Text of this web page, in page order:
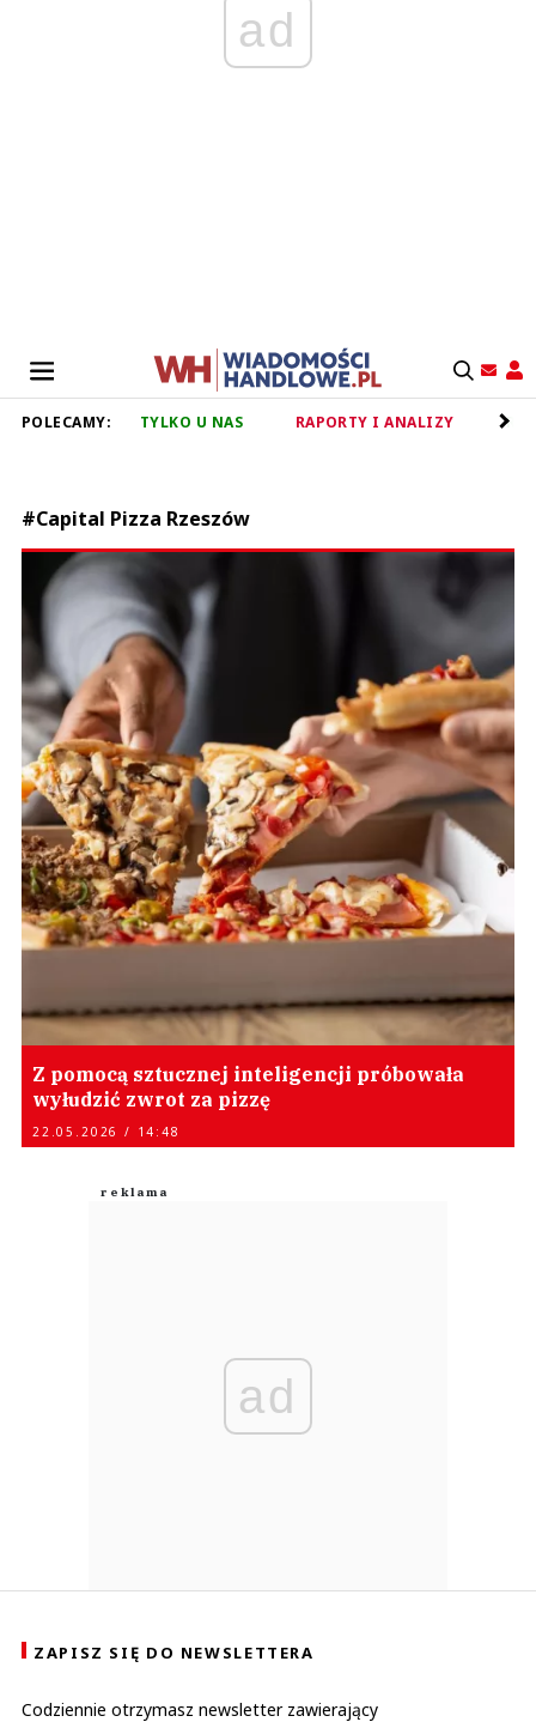
ad
POLECAMY: TYLKO U NAS RAPORTY I ANALIZY
#Capital Pizza Rzeszów
Z pomocą sztucznej inteligencji próbowała
wyłudzić zwrot za pizzę
22.05.2026 / 14:48
ad
ZAPISZ SIĘ DO NEWSLETTERA
Codziennie otrzymasz newsletter zawierający